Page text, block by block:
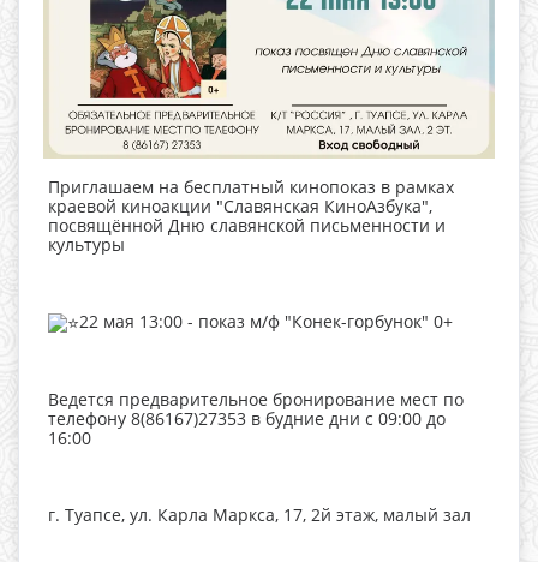
Приглашаем на бесплатный кинопоказ в рамках
краевой киноакции "Славянская КиноАзбука",
посвящённой Дню славянской письменности и
культуры
22 мая 13:00 - показ м/ф "Конек-горбунок" 0+
Ведется предварительное бронирование мест по
телефону 8(86167)27353 в будние дни с 09:00 до
16:00
г. Туапсе, ул. Карла Маркса, 17, 2й этаж, малый зал